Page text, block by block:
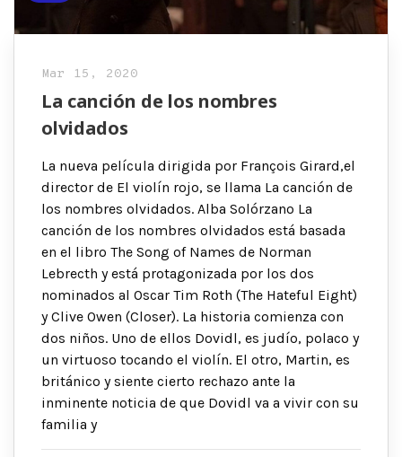
Mar 15, 2020
La canción de los nombres
olvidados
La nueva película dirigida por François Girard,el
director de El violín rojo, se llama La canción de
los nombres olvidados. Alba Solórzano La
canción de los nombres olvidados está basada
en el libro The Song of Names de Norman
Lebrecth y está protagonizada por los dos
nominados al Oscar Tim Roth (The Hateful Eight)
y Clive Owen (Closer). La historia comienza con
dos niños. Uno de ellos Dovidl, es judío, polaco y
un virtuoso tocando el violín. El otro, Martin, es
británico y siente cierto rechazo ante la
inminente noticia de que Dovidl va a vivir con su
familia y